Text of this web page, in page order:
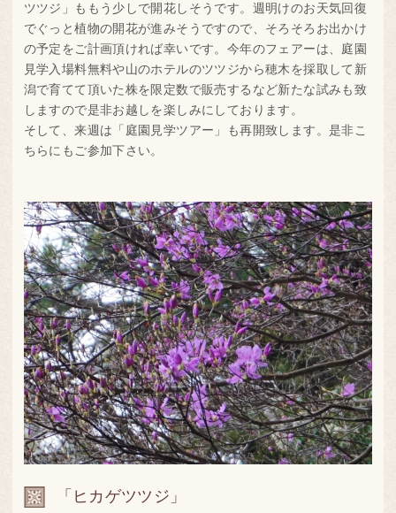
ツツジ」ももう少しで開花しそうです。週明けのお天気回復
でぐっと植物の開花が進みそうですので、そろそろお出かけ
の予定をご計画頂ければ幸いです。今年のフェアーは、庭園
見学入場料無料や山のホテルのツツジから穂木を採取して新
潟で育てて頂いた株を限定数で販売するなど新たな試みも致
しますので是非お越しを楽しみにしております。
そして、来週は「庭園見学ツアー」も再開致します。是非こ
ちらにもご参加下さい。
「ヒカゲツツジ」